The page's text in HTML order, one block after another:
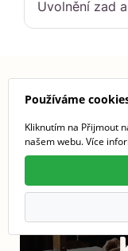
Uvolnění zad
Používáme
Kliknutím na Přijmout
našem webu. Více